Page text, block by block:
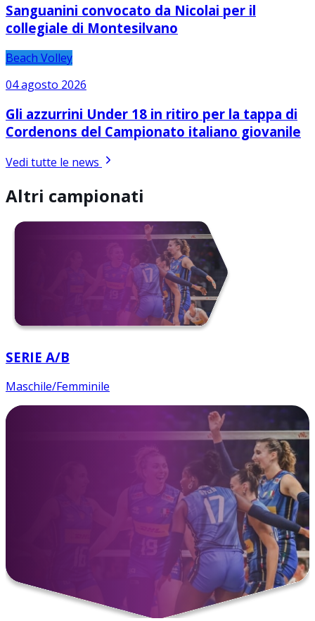
Sanguanini convocato da Nicolai per il
collegiale di Montesilvano
Beach Volley
04 agosto 2026
Gli azzurrini Under 18 in ritiro per la tappa di
Cordenons del Campionato italiano giovanile
Vedi tutte le news
Altri campionati
SERIE A/B
Maschile/Femminile